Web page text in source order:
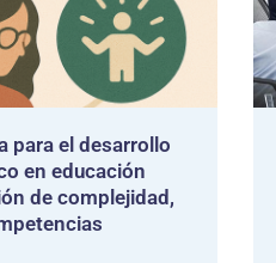
para el desarrollo
en educación
de complejidad,